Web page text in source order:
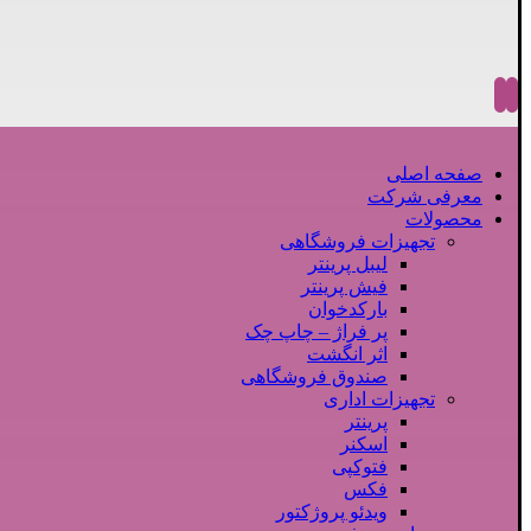
صفحه اصلی
معرفی شرکت
محصولات
تجهیزات فروشگاهی
لیبل پرینتر
فیش پرینتر
بارکدخوان
پر فراژ – چاپ چک
اثر انگشت
صندوق فروشگاهی
تجهیزات اداری
پرینتر
اسکنر
فتوکپی
فکس
ویدئو پروژکتور